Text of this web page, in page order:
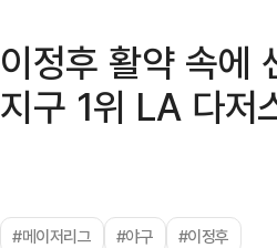
이정후 활약 속에
지구 1위 LA 다저
#메이저리그 #야구 #이정후